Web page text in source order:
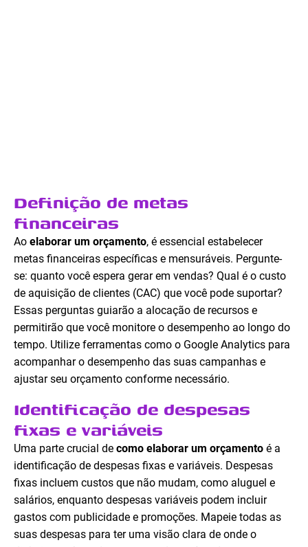
Definição de metas
financeiras
Ao elaborar um orçamento, é essencial estabelecer
metas financeiras específicas e mensuráveis. Pergunte-
se: quanto você espera gerar em vendas? Qual é o custo
de aquisição de clientes (CAC) que você pode suportar?
Essas perguntas guiarão a alocação de recursos e
permitirão que você monitore o desempenho ao longo do
tempo. Utilize ferramentas como o Google Analytics para
acompanhar o desempenho das suas campanhas e
ajustar seu orçamento conforme necessário.
Identificação de despesas
fixas e variáveis
Uma parte crucial de como elaborar um orçamento é a
identificação de despesas fixas e variáveis. Despesas
fixas incluem custos que não mudam, como aluguel e
salários, enquanto despesas variáveis podem incluir
gastos com publicidade e promoções. Mapeie todas as
suas despesas para ter uma visão clara de onde o